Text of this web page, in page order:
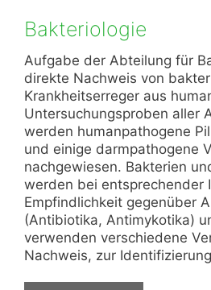
Bakteriologie
Aufgabe der Abteilung für
direkte Nachweis von
Krankheitserreger aus
Untersuchungsproben aller
werden humanpathogene
und einige darmpathogene
nachgewiesen. Bakterien
werden bei entsprechender
Empfindlichkeit gegenüber
(Antibiotika, Antimykotika)
verwenden verschiedene
Nachweis, zur